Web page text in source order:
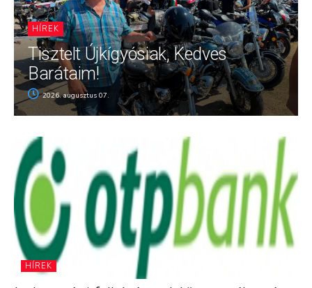
HÍREK
Tisztelt Újkígyósiak, Kedves
Barátaim!
2026. augusztus 07.
HÍREK